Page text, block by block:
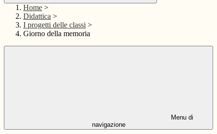
Home >
Didattica >
I progetti delle classi >
Giorno della memoria
Menu di
navigazione